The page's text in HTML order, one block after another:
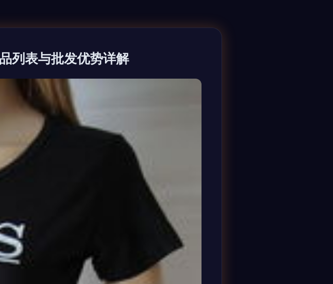
列表与批发优势详解